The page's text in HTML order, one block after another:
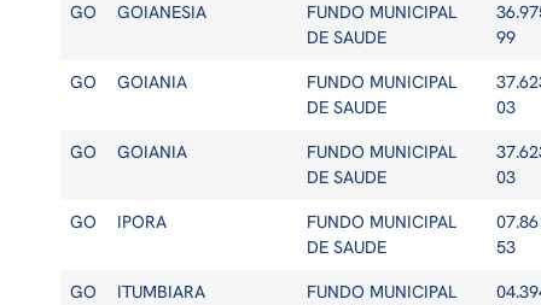
GO GOIANESIA
FUNDO MUNICIPAL
DE SAUDE
99
GO GOIANIA
FUNDO MUNICIPAL
DE SAUDE
03
GO GOIANIA
FUNDO MUNICIPAL
DE SAUDE
03
GO IPORA
FUNDO MUNICIPAL
DE SAUDE
53
GO ITUMBIARA
FUNDO MUNICIPAL